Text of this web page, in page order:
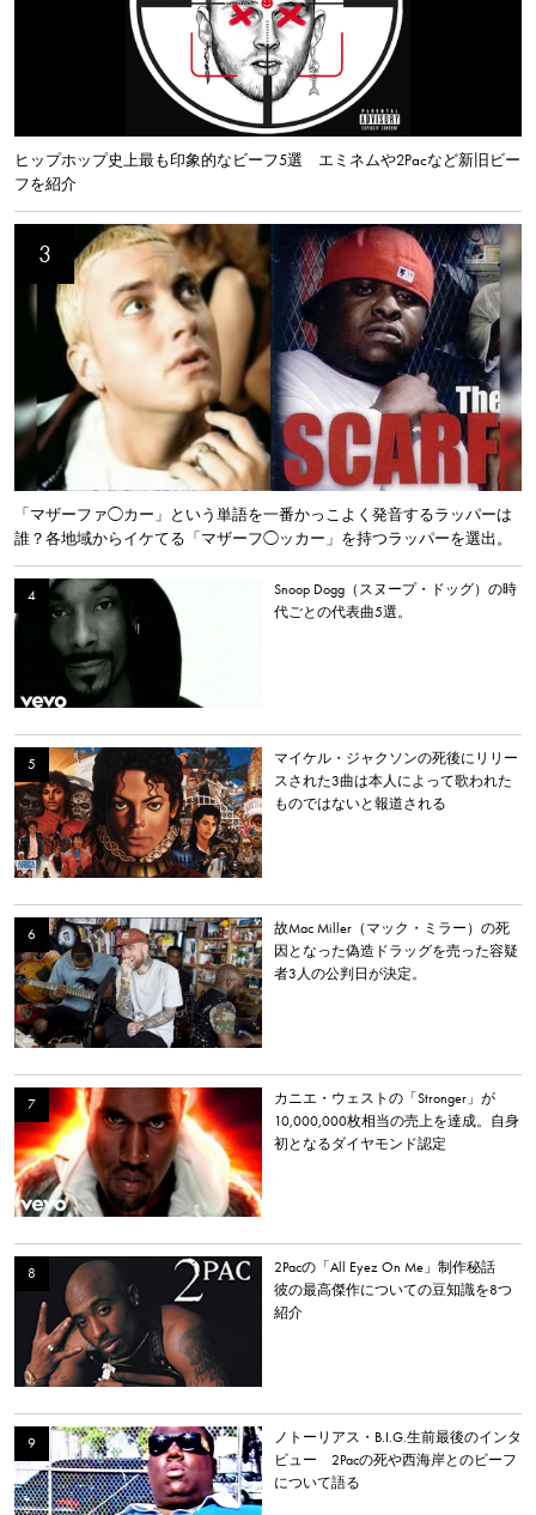
ヒップホップ史上最も印象的なビーフ5選 エミネムや2Pacなど新旧ビー
フを紹介
「マザーファ◯カー」という単語を一番かっこよく発音するラッパーは
誰？各地域からイケてる「マザーフ◯ッカー」を持つラッパーを選出。
Snoop Dogg（スヌープ・ドッグ）の時
代ごとの代表曲5選。
マイケル・ジャクソンの死後にリリー
スされた3曲は本人によって歌われた
ものではないと報道される
故Mac Miller（マック・ミラー）の死
因となった偽造ドラッグを売った容疑
者3人の公判日が決定。
カニエ・ウェストの「Stronger」が
10,000,000枚相当の売上を達成。自身
初となるダイヤモンド認定
2Pacの「All Eyez On Me」制作秘話
彼の最高傑作についての豆知識を8つ
紹介
ノトーリアス・B.I.G.生前最後のインタ
ビュー 2Pacの死や西海岸とのビーフ
について語る